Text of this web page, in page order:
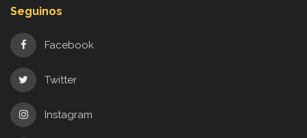
Seguinos
Facebook
Twitter
Instagram